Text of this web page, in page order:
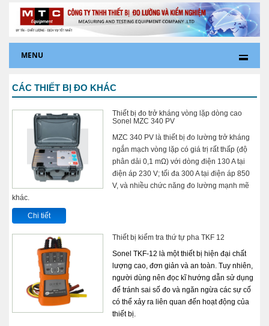
MENU
CÁC THIẾT BỊ ĐO KHÁC
Thiết bị đo trở kháng vòng lặp dòng cao
Sonel MZC 340 PV
MZC 340 PV là thiết bị đo lường trở kháng
ngắn mạch vòng lặp có giá trị rất thấp (độ
phân dải 0,1 mΩ) với dòng điện 130 A tại
điện áp 230 V; tối đa 300 A tại điện áp 850
V, và nhiều chức năng đo lường mạnh mẽ
khác.
Chi tiết
Thiết bị kiểm tra thứ tự pha TKF 12
Sonel TKF-12 là một thiết bị hiện đại chất
lượng cao, đơn giản và an toàn. Tuy nhiên,
người dùng nên đọc kĩ hướng dẫn sử dụng
để tránh sai số đo và ngăn ngừa các sự cố
có thể xảy ra liên quan đến hoạt động của
thiết bị.